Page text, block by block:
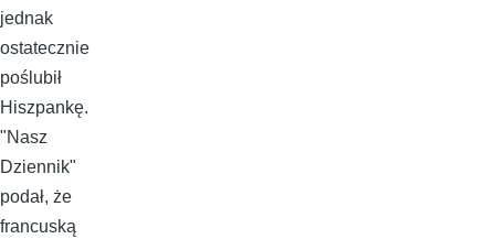
jednak
ostatecznie
poślubił
Hiszpankę.
"Nasz
Dziennik"
podał, że
francuską